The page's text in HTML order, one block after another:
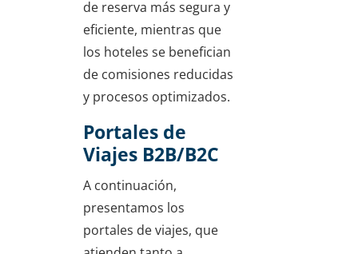
de reserva más segura y
eficiente, mientras que
los hoteles se benefician
de comisiones reducidas
y procesos optimizados.
Portales de
Viajes B2B/B2C
A continuación,
presentamos los
portales de viajes, que